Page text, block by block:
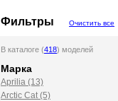
Фильтры Очистить все
В каталоге (418) моделей
Марка
Aprilia (13)
Arctic Cat (5)